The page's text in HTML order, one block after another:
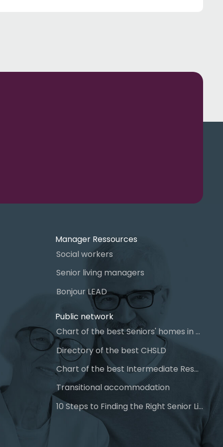
Manager Ressources
Social workers
Senior living managers
Bonjour LEAD
Public network
Chart of the best Seniors' homes in Quebec
Directory of the best CHSLD
Chart of the best Intermediate Resources (IR)
Transitional accommodation
10 Steps to Finding the Right Senior Living